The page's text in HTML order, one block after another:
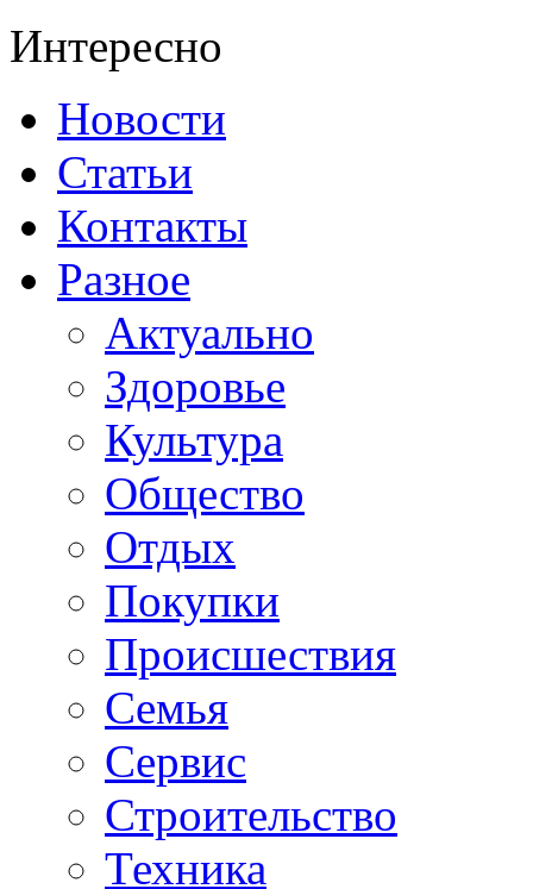
Интересно
Новости
Статьи
Контакты
Разное
Актуально
Здоровье
Культура
Общество
Отдых
Покупки
Происшествия
Семья
Сервис
Строительство
Техника